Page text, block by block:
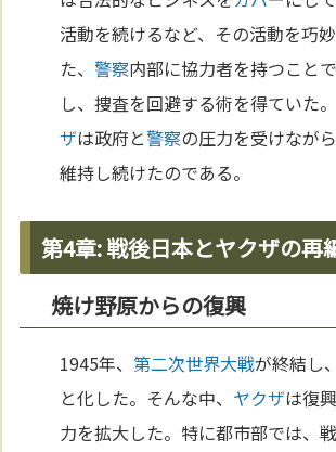
活動を続けるなど、その活動を巧
た、警察内部に協力者を持つこと
し、捜査を回避する術を得ていた。
ザは政府と警察の圧力を受けなが
維持し続けたのである。
第4章: 戦後日本とヤクザの再
焼け野原からの復興
1945年、第二次世界大戦が終結し
と化した。そんな中、 ヤクザは復
力を拡大した。特に都市部では、